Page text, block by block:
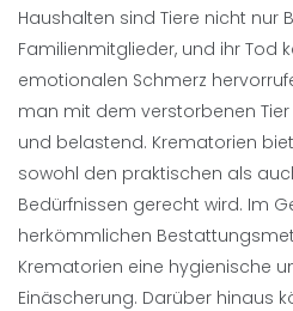
Haushalten sind Tiere nicht nur
Familienmitglieder, und ihr Tod
emotionalen Schmerz
man mit dem verstorbenen
und belastend. Krematorien
sowohl den praktischen als
Bedürfnissen gerecht wird. Im
herkömmlichen
Krematorien eine hygienische
Einäscherung. Darüber hinaus